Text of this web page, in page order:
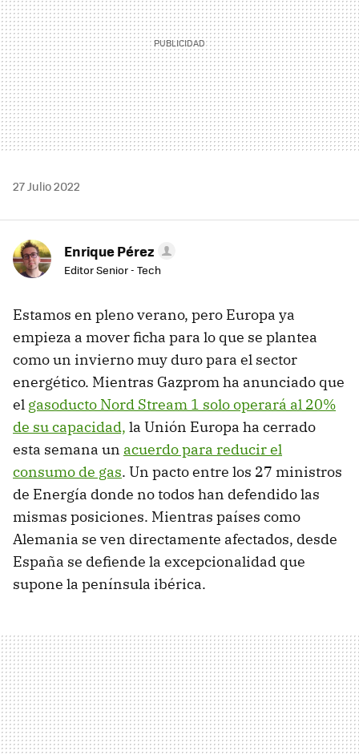
27 Julio 2022
Enrique Pérez
Editor Senior - Tech
Estamos en pleno verano, pero Europa ya
empieza a mover ficha para lo que se plantea
como un invierno muy duro para el sector
energético. Mientras Gazprom ha anunciado que
el gasoducto Nord Stream 1 solo operará al 20%
de su capacidad, la Unión Europa ha cerrado
esta semana un acuerdo para reducir el
consumo de gas. Un pacto entre los 27 ministros
de Energía donde no todos han defendido las
mismas posiciones. Mientras países como
Alemania se ven directamente afectados, desde
España se defiende la excepcionalidad que
supone la península ibérica.